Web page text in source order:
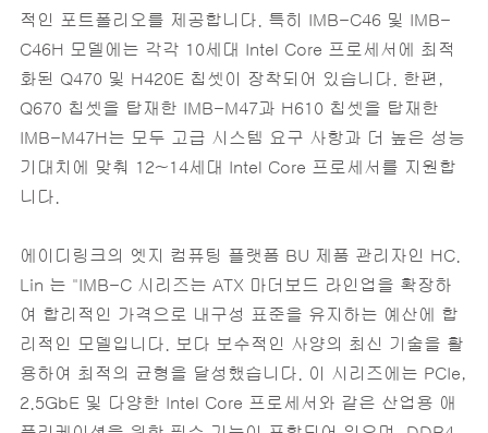
적인 포트폴리오를 제공합니다. 특히 IMB-C46 및 IMB-
C46H 모델에는 각각 10세대 Intel Core 프로세서에 최적
화된 Q470 및 H420E 칩셋이 장착되어 있습니다. 한편,
Q670 칩셋을 탑재한 IMB-M47과 H610 칩셋을 탑재한
IMB-M47H는 모두 고급 시스템 요구 사항과 더 높은 성능
기대치에 맞춰 12~14세대 Intel Core 프로세서를 지원합
니다.
에이디링크의 엣지 컴퓨팅 플랫폼 BU 제품 관리자인 HC.
Lin 는 "IMB-C 시리즈는 ATX 마더보드 라인업을 확장하
여 합리적인 가격으로 내구성 표준을 유지하는 예산에 합
리적인 모델입니다. 보다 보수적인 사양의 최신 기술을 활
용하여 최적의 균형을 달성했습니다. 이 시리즈에는 PCIe,
2.5GbE 및 다양한 Intel Core 프로세서와 같은 산업용 애